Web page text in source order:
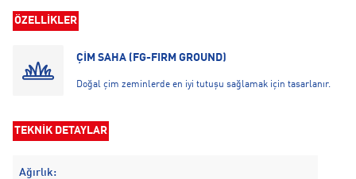
ÖZELLİKLER
ÇİM SAHA (FG-FIRM GROUND)
Doğal çim zeminlerde en iyi tutuşu sağlamak için tasarlanır.
TEKNİK DETAYLAR
Ağırlık: